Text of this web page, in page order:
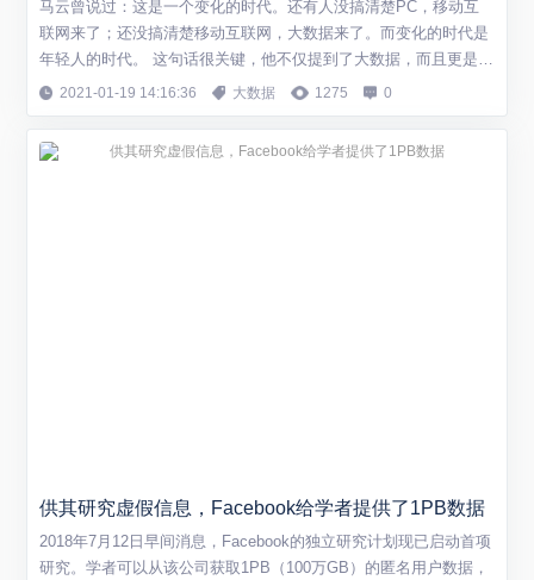
马云曾说过：这是一个变化的时代。还有人没搞清楚PC，移动互
联网来了；还没搞清楚移动互联网，大数据来了。而变化的时代是
年轻人的时代。 这句话很关键，他不仅提到了大数据，而且更是用
一句话阐述了互联网从PC时代，进化到移动互联网时代，然后从
浪、搜狐、新东方等等；移动互联网时代，...
2021-01-19 14:16:36 大数据 1275 0
供其研究虚假信息，Facebook给学者提供了1PB数据
2018年7月12日早间消息，Facebook的独立研究计划现已启动首项
研究。学者可以从该公司获取1PB（100万GB）的匿名用户数据，